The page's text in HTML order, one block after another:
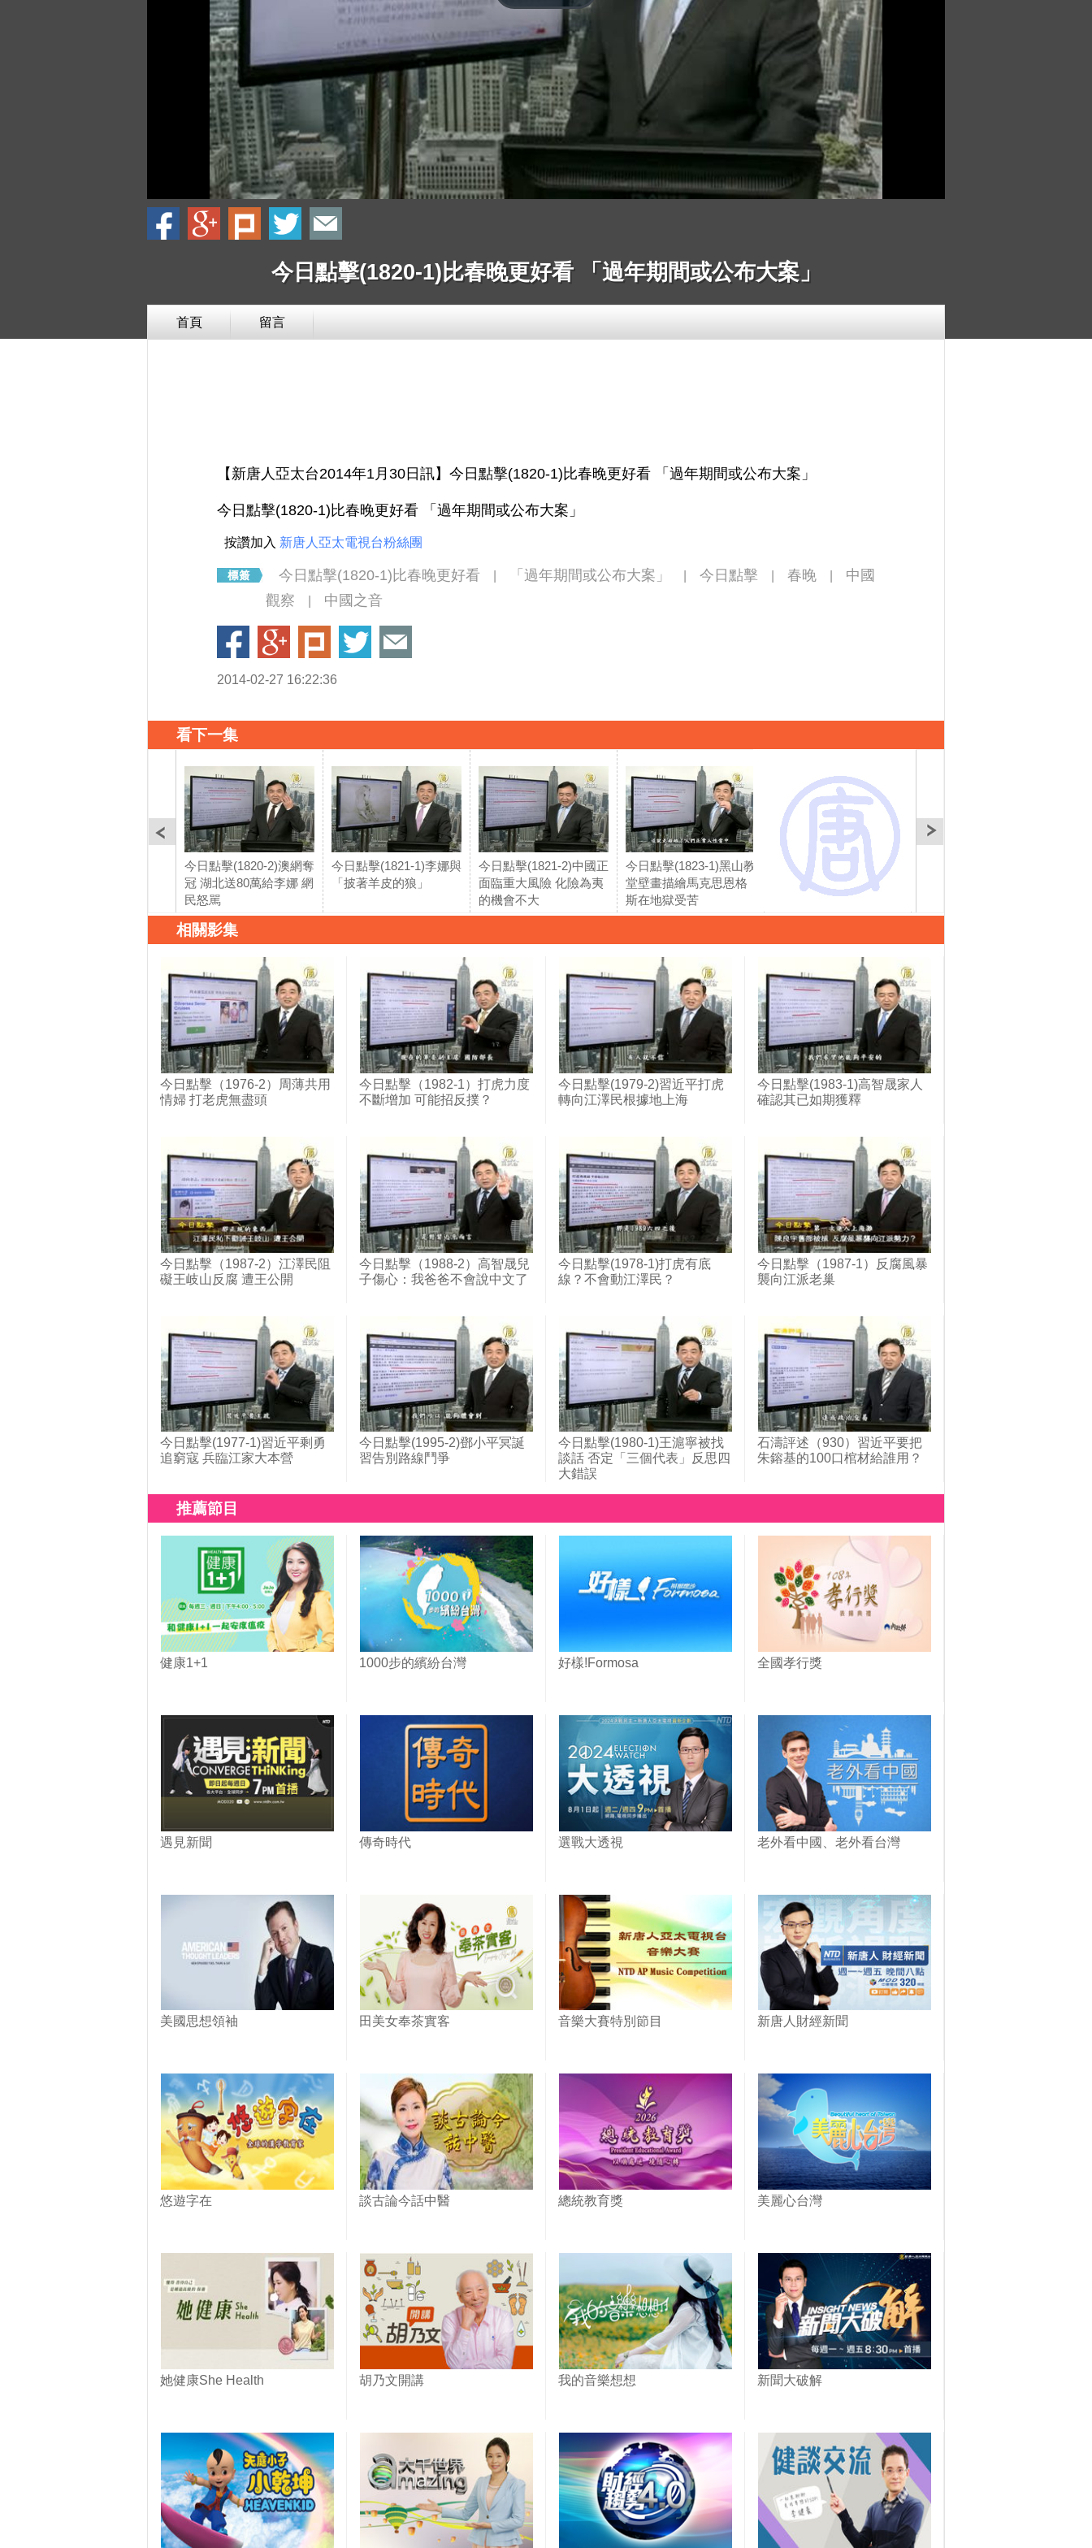
今日點擊(1820-1)比春晚更好看 「過年期間或公布大案」
首頁 留言
【新唐人亞太台2014年1月30日訊】今日點擊(1820-1)比春晚更好看 「過年期間或公布大案」
今日點擊(1820-1)比春晚更好看 「過年期間或公布大案」
按讚加入 新唐人亞太電視台粉絲團
今日點擊(1820-1)比春晚更好看 「過年期間或公布大案」 今日點擊 春晚
中國
觀察
中國之音
2014-02-27 16:22:36
看下一集
今日點擊(1820-2)澳網奪
冠 湖北送80萬給李娜 網
民怒駡
今日點擊(1821-1)李娜與
「披著羊皮的狼」
今日點擊(1821-2)中國正
面臨重大風險 化險為夷
的機會不大
今日點擊(1823-1)黑山教
堂壁畫描繪馬克思恩格
斯在地獄受苦
今日點擊(1823-2)中國極
有可能失控的兩件事
相關影集
今日點擊（1976-2）周薄共用
情婦 打老虎無盡頭
今日點擊（1982-1）打虎力度
不斷增加 可能招反撲？
今日點擊(1979-2)習近平打虎
轉向江澤民根據地上海
今日點擊(1983-1)高智晟家人
確認其已如期獲釋
今日點擊（1987-2）江澤民阻
礙王岐山反腐 遭王公開
今日點擊（1988-2）高智晟兒
子傷心：我爸爸不會說中文了
今日點擊(1978-1)打虎有底
線？不會動江澤民？
今日點擊（1987-1）反腐風暴
襲向江派老巢
今日點擊(1977-1)習近平剩勇
追窮寇 兵臨江家大本營
今日點擊(1995-2)鄧小平冥誕
習告別路線鬥爭
今日點擊(1980-1)王滬寧被找
談話 否定「三個代表」反思四
大錯誤
石濤評述（930）習近平要把
朱鎔基的100口棺材給誰用？
推薦節目
健康1+1 1000步的繽紛台灣 好樣!Formosa 全國孝行獎
遇見新聞 傳奇時代 選戰大透視 老外看中國、老外看台灣
美國思想領袖 田美女奉茶實客 音樂大賽特別節目 新唐人財經新聞
悠遊字在 談古論今話中醫 總統教育獎 美麗心台灣
她健康She Health 胡乃文開講 我的音樂想想 新聞大破解